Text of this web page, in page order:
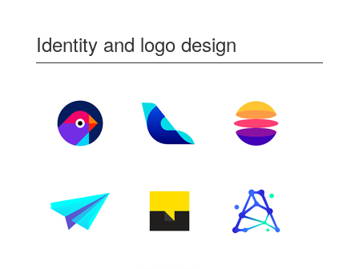
Identity and logo design